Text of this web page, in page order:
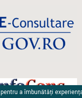
a îmbunătăți